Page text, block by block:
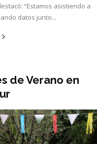
“Estamos asistiendo a
datos junto...
de Verano en